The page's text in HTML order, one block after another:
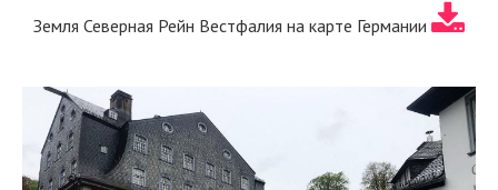
Земля Северная Рейн Вестфалия на карте Германии